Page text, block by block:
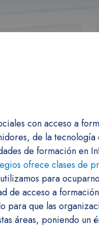
con acceso a
de la tecnología
de formación en
ofrece clases de
para
de acceso a
para que las
áreas, poniendo un